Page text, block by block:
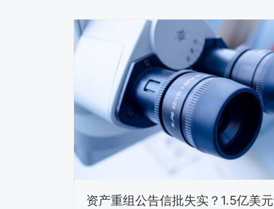
资产重组公告信批失实？1.5亿美